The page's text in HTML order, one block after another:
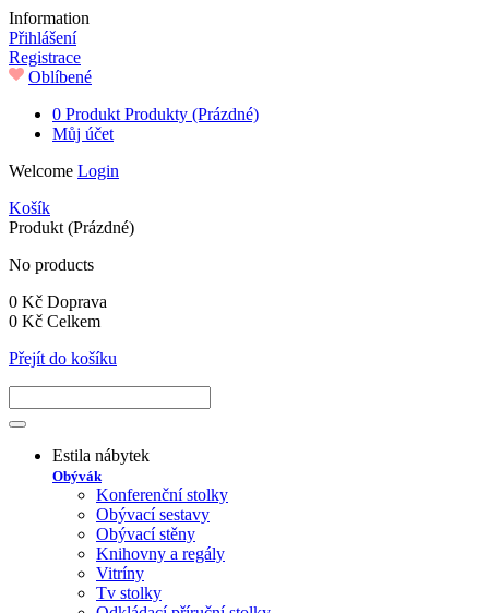
Information
Přihlášení
Registrace
Oblíbené
0 Produkt Produkty (Prázdné)
Můj účet
Welcome Login
Košík
Produkt (Prázdné)
No products
0 Kč Doprava
0 Kč Celkem
Přejít do košíku
Estila nábytek
Obývák
Konferenční stolky
Obývací sestavy
Obývací stěny
Knihovny a regály
Vitríny
Tv stolky